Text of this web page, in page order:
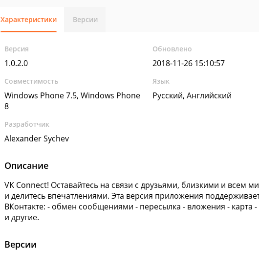
Характеристики Версии
Версия
1.0.2.0
Обновлено
2018-11-26 15:10:57
Совместимость
Windows Phone 7.5, Windows Phone
8
Язык
Русский, Английский
Разработчик
Alexander Sychev
Описание
VK Connect! Оставайтесь на связи с друзьями, близкими и всем
и делитесь впечатлениями. Эта версия приложения
ВКонтакте: - обмен сообщениями - пересылка - вложения - карта
и другие.
Версии